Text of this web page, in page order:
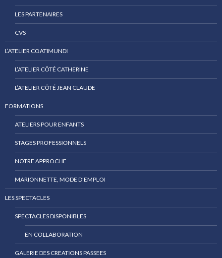
LES PARTENAIRES
CVS
L’ATELIER COATIMUNDI
L’ATELIER CÔTÉ CATHERINE
L’ATELIER CÔTÉ JEAN CLAUDE
FORMATIONS
ATELIERS POUR ENFANTS
STAGES PROFESSIONNELS
NOTRE APPROCHE
MARIONNETTE, MODE D’EMPLOI
LES SPECTACLES
SPECTACLES DISPONIBLES
EN COLLABORATION
GALERIE DES CREATIONS PASSEES